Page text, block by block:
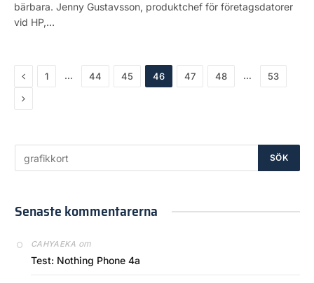
bärbara. Jenny Gustavsson, produktchef för företagsdatorer
vid HP,…
Previous
1 … 44 45 46 47 48 … 53
Next
Senaste kommentarerna
CAHYAEKA om
Test: Nothing Phone 4a